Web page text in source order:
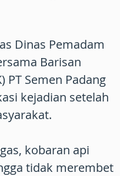
Dinas Pemadam
Barisan
PT Semen Padang
kejadian setelah
kobaran api
tidak merembet